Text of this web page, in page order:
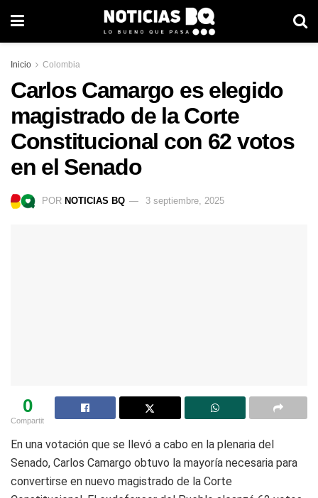
Inicio Colombia
Carlos Camargo es elegido
magistrado de la Corte
Constitucional con 62 votos
en el Senado
POR NOTICIAS BQ 3 septiembre, 2025
0
Compartit
En una votación que se llevó a cabo en la plenaria del
Senado, Carlos Camargo obtuvo la mayoría necesaria para
convertirse en nuevo magistrado de la Corte